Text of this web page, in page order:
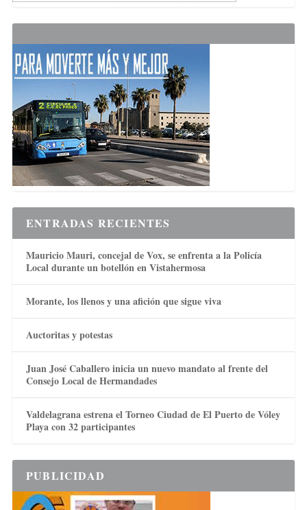
ENTRADAS RECIENTES
Mauricio Mauri, concejal de Vox, se enfrenta a la Policía
Local durante un botellón en Vistahermosa
Morante, los llenos y una afición que sigue viva
Auctoritas y potestas
Juan José Caballero inicia un nuevo mandato al frente del
Consejo Local de Hermandades
Valdelagrana estrena el Torneo Ciudad de El Puerto de Vóley
Playa con 32 participantes
PUBLICIDAD